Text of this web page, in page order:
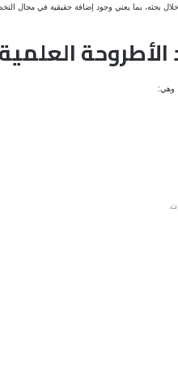
بحثه، بما يعني وجود إضافة حقيقية في مجال
وهي: